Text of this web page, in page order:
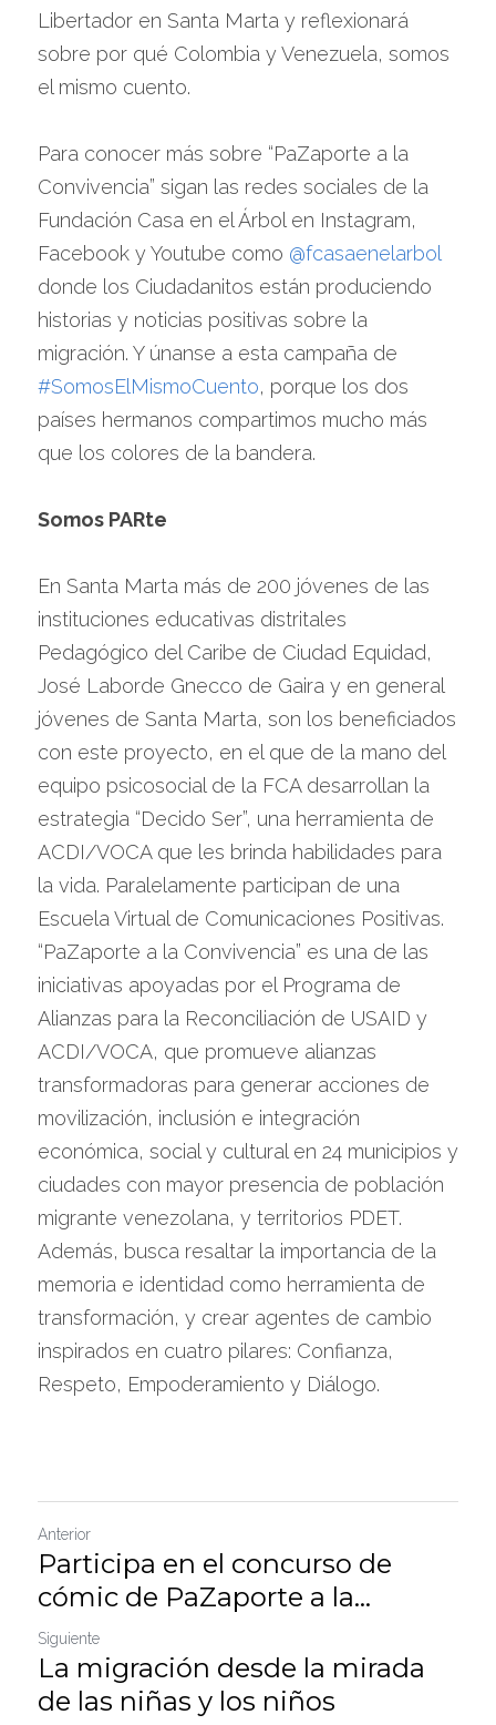
Libertador en Santa Marta y reflexionará
sobre por qué Colombia y Venezuela, somos
el mismo cuento.
Para conocer más sobre “PaZaporte a la
Convivencia” sigan las redes sociales de la
Fundación Casa en el Árbol en Instagram,
Facebook y Youtube como
donde los Ciudadanitos están produciendo
historias y noticias positivas sobre la
#SomosElMismoCuento, porque los dos
países hermanos compartimos mucho más
que los colores de la bandera.
Somos PARte
En Santa Marta más de 200 jóvenes de las
instituciones educativas distritales
Pedagógico del Caribe de Ciudad Equidad,
José Laborde Gnecco de Gaira y en general
jóvenes de Santa Marta, son los beneficiados
con este proyecto, en el que de la mano del
equipo psicosocial de la FCA desarrollan la
estrategia “Decido Ser”, una herramienta de
ACDI/VOCA que les brinda habilidades para
la vida. Paralelamente participan de una
Escuela Virtual de Comunicaciones Positivas.
“PaZaporte a la Convivencia” es una de las
iniciativas apoyadas por el Programa de
Alianzas para la Reconciliación de USAID y
ACDI/VOCA, que promueve alianzas
transformadoras para generar acciones de
movilización, inclusión e integración
económica, social y cultural en 24 municipios y
ciudades con mayor presencia de población
migrante venezolana, y territorios PDET.
Además, busca resaltar la importancia de la
memoria e identidad como herramienta de
transformación, y crear agentes de cambio
inspirados en cuatro pilares: Confianza,
Respeto, Empoderamiento y Diálogo.
Anterior
Participa en el concurso de
cómic de PaZaporte a la...
Siguiente
La migración desde la mirada
de las niñas y los niños